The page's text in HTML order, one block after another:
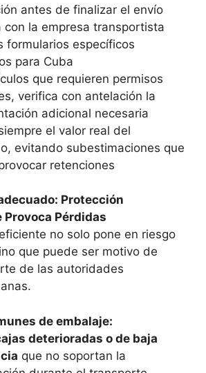
antes de finalizar el envío
con la empresa transportista
formularios específicos
para Cuba
que requieren permisos
verifica con antelación la
adicional necesaria
el valor real del
evitando subestimaciones que
retenciones
Protección
Pérdidas
no solo pone en riesgo
que puede ser motivo de
de las autoridades
de embalaje:
deterioradas o de baja
que no soportan la